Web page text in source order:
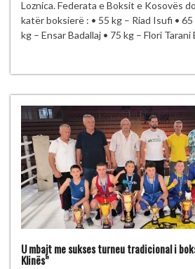
Loznica. Federata e Boksit e Kosovës
katër boksierë : • 55 kg – Riad Isufi • 65
kg – Ensar Badallaj • 75 kg – Flori Tarani
U mbajt me sukses turneu tradicional i
Klinës”